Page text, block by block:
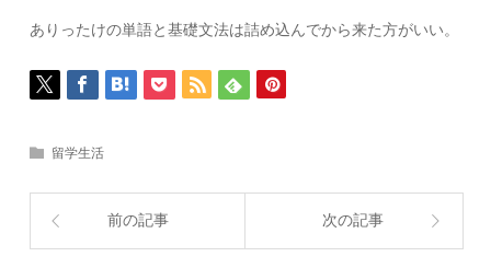
ありったけの単語と基礎文法は詰め込んでから来た方がいい。
留学生活
前の記事 次の記事